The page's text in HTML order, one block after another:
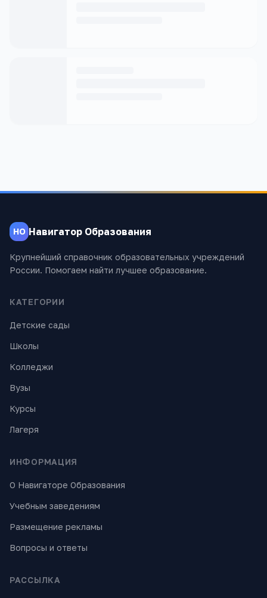
НО Навигатор Образования
Крупнейший справочник образовательных учреждений
России. Помогаем найти лучшее образование.
КАТЕГОРИИ
Детские сады
Школы
Колледжи
Вузы
Курсы
Лагеря
ИНФОРМАЦИЯ
О Навигаторе Образования
Учебным заведениям
Размещение рекламы
Вопросы и ответы
РАССЫЛКА